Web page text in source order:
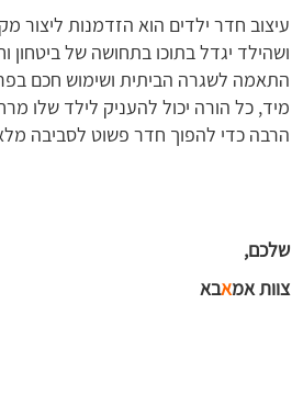
עיצוב חדר ילדים הוא הזדמנות ליצור
ושהילד יגדל בתוכו בתחושה של ביטחון
התאמה לשגרה הביתית ושימוש חכם
מיד, כל הורה יכול להעניק לילד שלו
הרבה כדי להפוך חדר פשוט לסביבה
שלכם,
צוות אמאבא